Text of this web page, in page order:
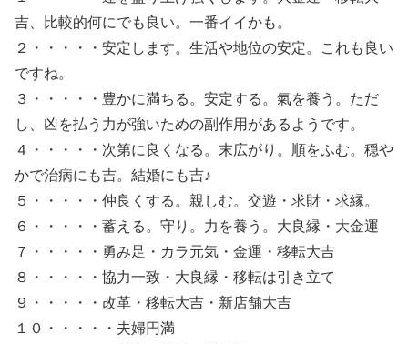
吉、比較的何にでも良い。一番イイかも。
２・・・・・安定します。生活や地位の安定。これも良い
ですね。
３・・・・・豊かに満ちる。安定する。氣を養う。ただ
し、凶を払う力が強いための副作用があるようです。
４・・・・・次第に良くなる。末広がり。順をふむ。穏や
かで治病にも吉。結婚にも吉♪
５・・・・・仲良くする。親しむ。交遊・求財・求縁。
６・・・・・蓄える。守り。力を養う。大良縁・大金運
７・・・・・勇み足・カラ元気・金運・移転大吉
８・・・・・協力一致・大良縁・移転は引き立て
９・・・・・改革・移転大吉・新店舗大吉
１０・・・・・夫婦円満